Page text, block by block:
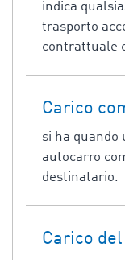
indica
trasporto
contrattuale
Carico
si ha quando
autocarro
destinatario.
Carico